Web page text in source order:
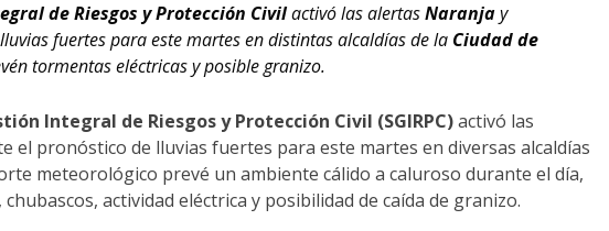
de Riesgos y Protección Civilactivó las alertasNaranjay
fuertes para este martes en distintas alcaldías de la Ciudad de
tormentas eléctricas y posible granizo.
Integral de Riesgos y Protección Civil (SGIRPC)activó las
el pronóstico de lluvias fuertes para este martes en diversas alcaldías
meteorológico prevé un ambiente cálido a caluroso durante el día,
actividad eléctrica y posibilidad de caída de granizo.